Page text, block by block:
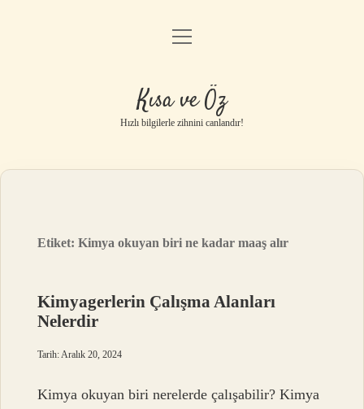
Anasayfa
Gizlilik Politikası
Yasal Uyarı
menüyü
Kısa ve Öz
Hızlı bilgilerle zihnini canlandır!
Etiket:Kimya okuyan biri ne kadar maaş alır
Kimyagerlerin Çalışma Alanları
Nelerdir
Tarih: Aralık 20, 2024
Kimya okuyan biri nerelerde çalışabilir? Kimya